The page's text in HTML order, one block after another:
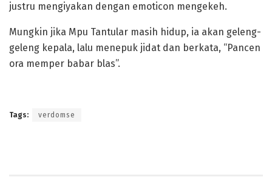
justru mengiyakan dengan emoticon mengekeh.
Mungkin jika Mpu Tantular masih hidup, ia akan geleng-
geleng kepala, lalu menepuk jidat dan berkata, “Pancen
ora memper babar blas”.
Tags: verdomse